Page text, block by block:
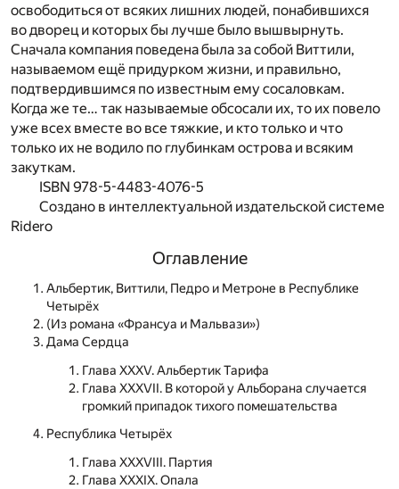
освободиться от всяких лишних людей, понабившихся
во дворец и которых бы лучше было вышвырнуть.
Сначала компания поведена была за собой Виттили,
называемом ещё придурком жизни, и правильно,
подтвердившимся по известным ему сосаловкам.
Когда же те… так называемые обсосали их, то их повело
уже всех вместе во все тяжкие, и кто только и что
только их не водило по глубинкам острова и всяким
закуткам.
ISBN 978-5-4483-4076-5
Создано в интеллектуальной издательской системе
Ridero
Оглавление
Альбертик, Виттили, Педро и Метроне в Республике
Четырёх
(Из романа «Франсуа и Мальвази»)
Дама Сердца
Глава XXXV. Альбертик Тарифа
Глава XXXVII. В которой у Альборана случается
громкий припадок тихого помешательства
Республика Четырёх
Глава XXXVIII. Партия
Глава XXXIX. Опала